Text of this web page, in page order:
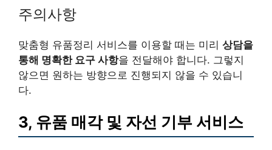
주의사항
맞춤형 유품정리 서비스를 이용할 때는 미리 상담을
통해 명확한 요구 사항을 전달해야 합니다. 그렇지
않으면 원하는 방향으로 진행되지 않을 수 있습니
다.
3, 유품 매각 및 자선 기부 서비스